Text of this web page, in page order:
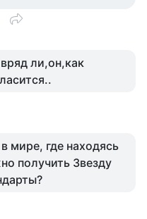
ли,он,как
мире, где находясь
получить Звезду